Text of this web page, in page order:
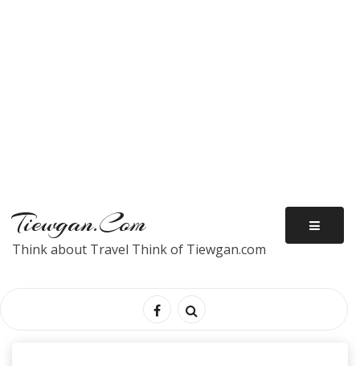
Tiewgan.com
Think about Travel Think of Tiewgan.com